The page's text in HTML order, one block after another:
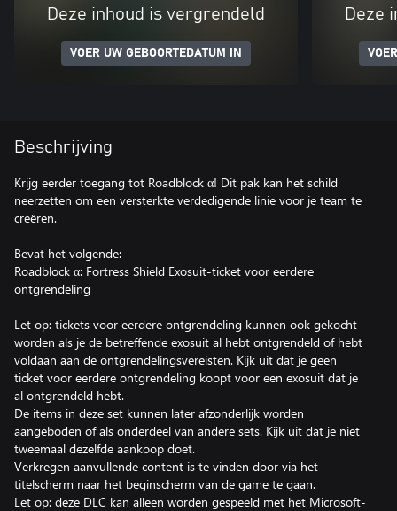
Deze inhoud is vergrendeld
VOER UW GEBOORTEDATUM IN
Deze
Beschrijving
Krijg eerder toegang tot Roadblock α! Dit pak kan het schild
neerzetten om een versterkte verdedigende linie voor je team te
creëren.
Bevat het volgende:
Roadblock α: Fortress Shield Exosuit-ticket voor eerdere
ontgrendeling
Let op: tickets voor eerdere ontgrendeling kunnen ook gekocht
worden als je de betreffende exosuit al hebt ontgrendeld of hebt
voldaan aan de ontgrendelingsvereisten. Kijk uit dat je geen
ticket voor eerdere ontgrendeling koopt voor een exosuit dat je
al ontgrendeld hebt.
De items in deze set kunnen later afzonderlijk worden
aangeboden of als onderdeel van andere sets. Kijk uit dat je niet
tweemaal dezelfde aankoop doet.
Verkregen aanvullende content is te vinden door via het
titelscherm naar het beginscherm van de game te gaan.
Let op: deze DLC kan alleen worden gespeeld met het Microsoft-